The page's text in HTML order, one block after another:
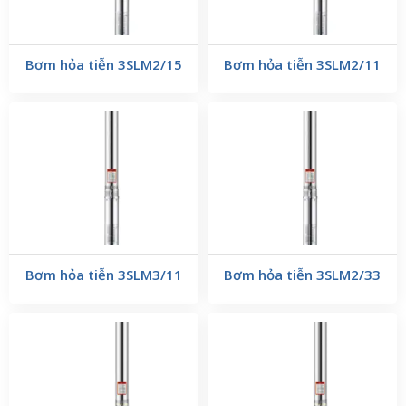
Bơm hỏa tiễn 3SLM2/15 Bơm hỏa tiễn 3SLM2/11
Bơm hỏa tiễn 3SLM3/11 Bơm hỏa tiễn 3SLM2/33